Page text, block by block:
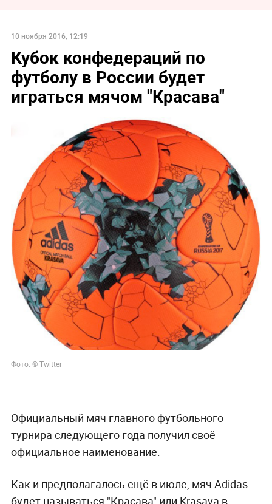
10 ноября 2016, 12:19
Кубок конфедераций по
футболу в России будет
играться мячом "Красава"
Фото: © Twitter
Официальный мяч главного футбольного
турнира следующего года получил своё
официальное наименование.
Как и предполагалось ещё в июле, мяч Adidas
будет называться "Красава" или Krasava в